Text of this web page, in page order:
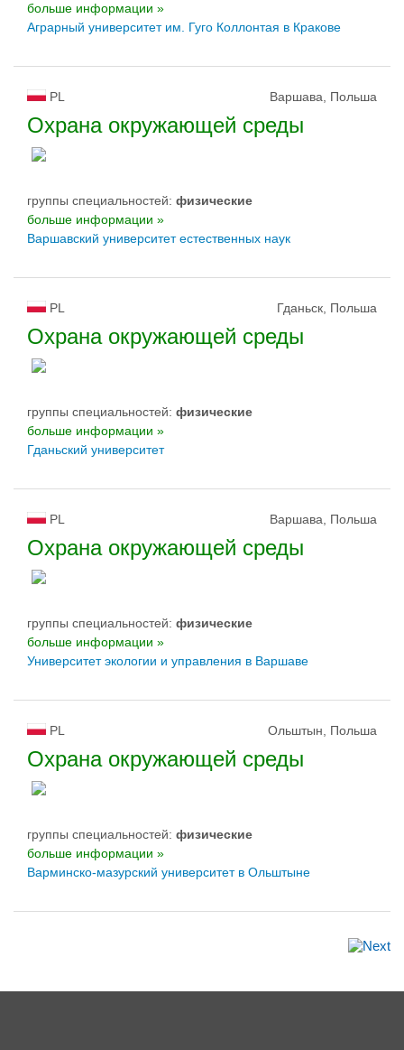
больше информации »
Аграрный университет им. Гуго Коллонтая в Кракове
PL Варшава, Польша
Охрана окружающей среды
группы специальностей: физическиe
больше информации »
Варшавский университет естественных наук
PL Гданьск, Польша
Охрана окружающей среды
группы специальностей: физическиe
больше информации »
Гданьский университет
PL Варшава, Польша
Охрана окружающей среды
группы специальностей: физическиe
больше информации »
Университет экологии и управления в Варшаве
PL Ольштын, Польша
Охрана окружающей среды
группы специальностей: физическиe
больше информации »
Варминско-мазурский yниверситет в Ольштыне